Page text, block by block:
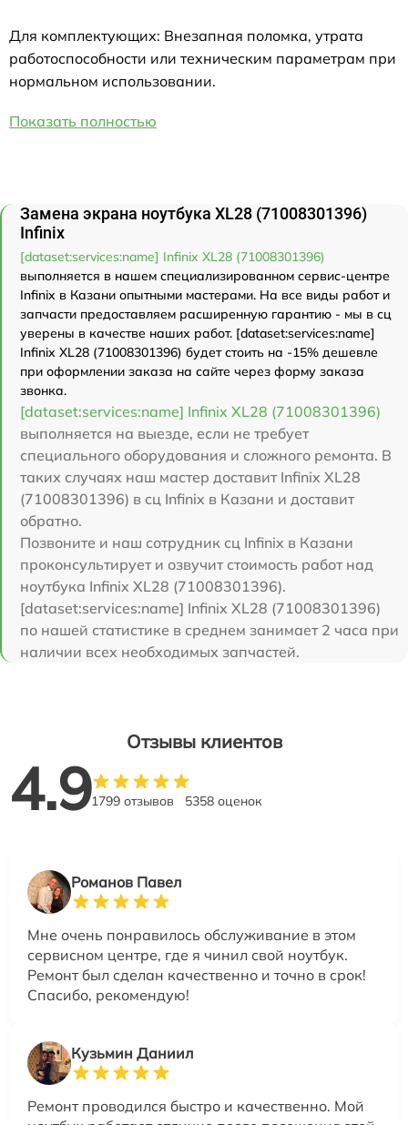
Для комплектующих: Внезапная поломка, утрата
работоспособности или техническим параметрам при
нормальном использовании.
Показать полностью
Замена экрана ноутбука XL28 (71008301396)
Infinix
[dataset:services:name] Infinix XL28 (71008301396)
выполняется в нашем специализированном сервис-центре
Infinix в Казани опытными мастерами. На все виды работ и
запчасти предоставляем расширенную гарантию - мы в сц
уверены в качестве наших работ. [dataset:services:name]
Infinix XL28 (71008301396) будет стоить на -15% дешевле
при оформлении заказа на сайте через форму заказа
звонка.
[dataset:services:name] Infinix XL28 (71008301396)
выполняется на выезде, если не требует
специального оборудования и сложного ремонта. В
таких случаях наш мастер доставит Infinix XL28
(71008301396) в сц Infinix в Казани и доставит
обратно.
Позвоните и наш сотрудник сц Infinix в Казани
проконсультирует и озвучит стоимость работ над
ноутбука Infinix XL28 (71008301396).
[dataset:services:name] Infinix XL28 (71008301396)
по нашей статистике в среднем занимает 2 часа при
наличии всех необходимых запчастей.
Отзывы клиентов
4.91799 отзывов 5358 оценок
Романов Павел
Мне очень понравилось обслуживание в этом
сервисном центре, где я чинил свой ноутбук.
Ремонт был сделан качественно и точно в срок!
Спасибо, рекомендую!
Кузьмин Даниил
Ремонт проводился быстро и качественно. Мой